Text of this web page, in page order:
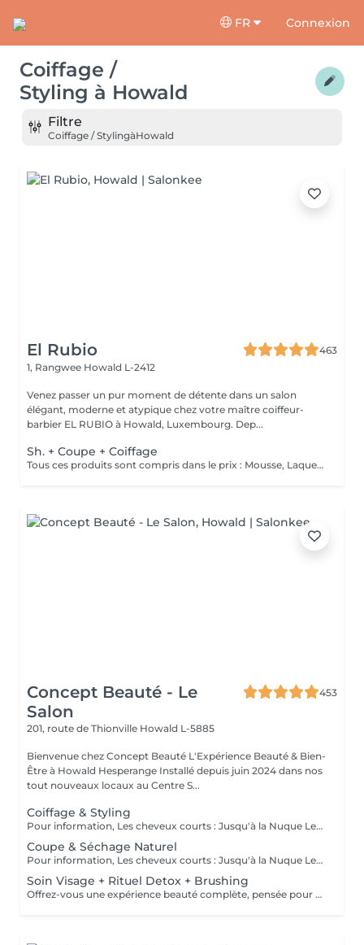
FR Connexion
Coiffage /
Styling à Howald
Filtre
Coiffage / StylingàHowald
El Rubio
463
1, Rangwee Howald L-2412
Venez passer un pur moment de détente dans un salon
élégant, moderne et atypique chez votre maître coiffeur-
barbier EL RUBIO à Howald, Luxembourg. Dep...
Sh. + Coupe + Coiffage
Tous ces produits sont compris dans le prix : Mousse, Laque, Gel, Soin démêlant, Shampoing spécifique. Tous les produits que nous utilisons sont des produits de qualité professionnelle.
Concept Beauté - Le
Salon
453
201, route de Thionville Howald L-5885
Bienvenue chez Concept Beauté L'Expérience Beauté & Bien-
Être à Howald Hesperange Installé depuis juin 2024 dans nos
tout nouveaux locaux au Centre S...
Coiffage & Styling
Pour information, Les cheveux courts : Jusqu'à la Nuque Les cheveux mi-longs : Jusqu'à l'épaule Les cheveux longs : En dessous de l'épaule Un supplément sera demandé pour les cheveux très longs, (jusqu'au milieu du dos)
Coupe & Séchage Naturel
Pour information, Les cheveux courts : Jusqu'à la Nuque Les cheveux mi-longs : Jusqu'à l'épaule Les cheveux longs : En dessous de l'épaule Un supplément sera demandé pour les cheveux très long, (jusqu'au milieu du dos)
Soin Visage + Rituel Detox + Brushing
Offrez-vous une expérience beauté complète, pensée pour prendre soin à la fois de votre peau, de vos cheveux et de votre bien-être global. Ce rituel débute par un soin visage personnalisé, visant à purifier, hydrater et raviver l'éclat de la peau. Les traits sont détendus, le teint est lumineux, la peau retrouve confort et fraîcheur. Il se poursuit par un rituel détox capillaire, conçu pour nettoyer le cuir chevelu en profondeur, éliminer les résidus accumulés et rééquilibrer la fibre capillaire. Les cheveux sont plus légers, brillants et revitalisés. L'expérience se termine par un brushing, pour sublimer la chevelure et prolonger cette sensation de bien-être et de mise en beauté. Un véritable moment de lâcher-prise, idéal pour se ressourcer, se recentrer et repartir avec une peau éclatante et des cheveux visiblement plus sains.